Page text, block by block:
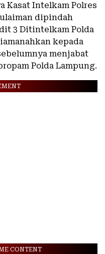
Kasat Intelkam Polres
dipindah
3 Ditintelkam Polda
kepada
menjabat
Polda Lampung.
CONTENT